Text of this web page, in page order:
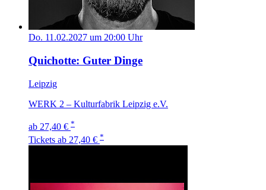
Do. 11.02.2027 um 20:00 Uhr
Quichotte: Guter Dinge
Leipzig
WERK 2 – Kulturfabrik Leipzig e.V.
ab 27,40 € *
Tickets ab 27,40 € *